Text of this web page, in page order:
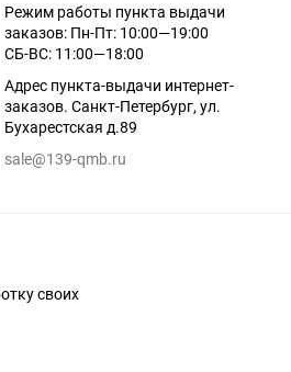
Режим работы пункта выдачи
заказов: Пн-Пт: 10:00—19:00
СБ-ВС: 11:00—18:00
Адрес пункта-выдачи интернет-
заказов. Санкт-Петербург, ул.
Бухарестская д.89
sale@139-qmb.ru
своих